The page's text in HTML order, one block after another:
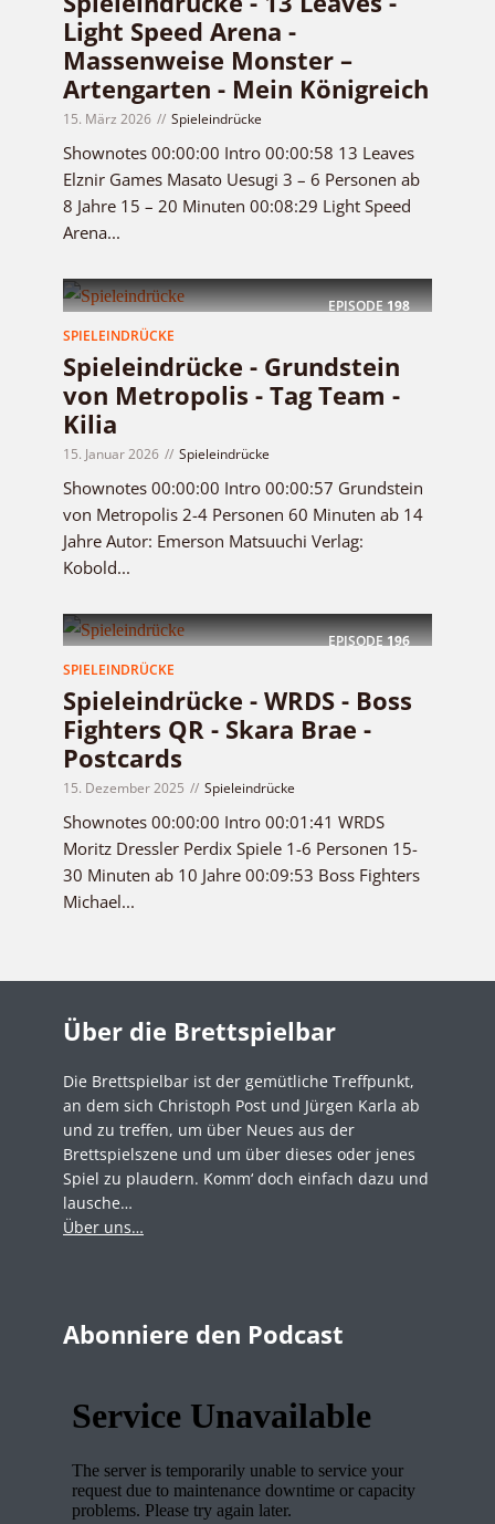
Light Speed Arena -
Massenweise Monster –
Artengarten - Mein Königreich
15. März 2026 Spieleindrücke
Shownotes 00:00:00 Intro 00:00:58 13 Leaves
Elznir Games Masato Uesugi 3 – 6 Personen ab
8 Jahre 15 – 20 Minuten 00:08:29 Light Speed
Arena...
EPISODE198
SPIELEINDRÜCKE
Spieleindrücke - Grundstein
von Metropolis - Tag Team -
Kilia
15. Januar 2026 Spieleindrücke
Shownotes 00:00:00 Intro 00:00:57 Grundstein
von Metropolis 2-4 Personen 60 Minuten ab 14
Jahre Autor: Emerson Matsuuchi Verlag:
Kobold...
EPISODE196
SPIELEINDRÜCKE
Spieleindrücke - WRDS - Boss
Fighters QR - Skara Brae -
Postcards
15. Dezember 2025 Spieleindrücke
Shownotes 00:00:00 Intro 00:01:41 WRDS
Moritz Dressler Perdix Spiele 1-6 Personen 15-
30 Minuten ab 10 Jahre 00:09:53 Boss Fighters
Michael...
Über die Brettspielbar
Die Brettspielbar ist der gemütliche Treffpunkt,
an dem sich Christoph Post und Jürgen Karla ab
und zu treffen, um über Neues aus der
Brettspielszene und um über dieses oder jenes
Spiel zu plaudern. Komm‘ doch einfach dazu und
lausche…
Über uns…
Abonniere den Podcast